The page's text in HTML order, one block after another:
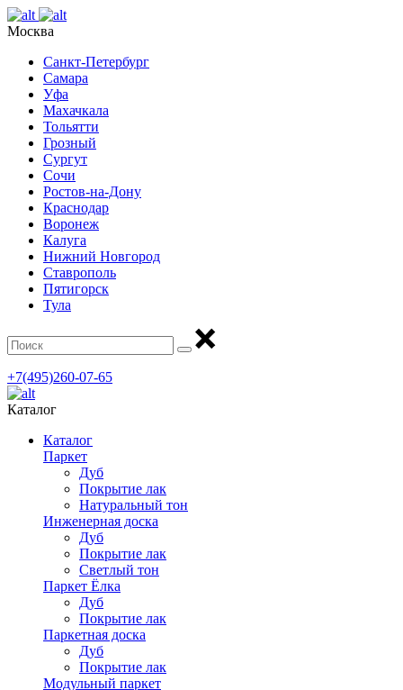
Москва
Санкт-Петербург
Самара
Уфа
Махачкала
Тольятти
Грозный
Сургут
Сочи
Ростов-на-Дону
Краснодар
Воронеж
Калуга
Нижний Новгород
Ставрополь
Пятигорск
Тула
+7(495)260-07-65
Каталог
Каталог
Паркет
Дуб
Покрытие лак
Натуральный тон
Инженерная доска
Дуб
Покрытие лак
Светлый тон
Паркет Ёлка
Дуб
Покрытие лак
Паркетная доска
Дуб
Покрытие лак
Модульный паркет